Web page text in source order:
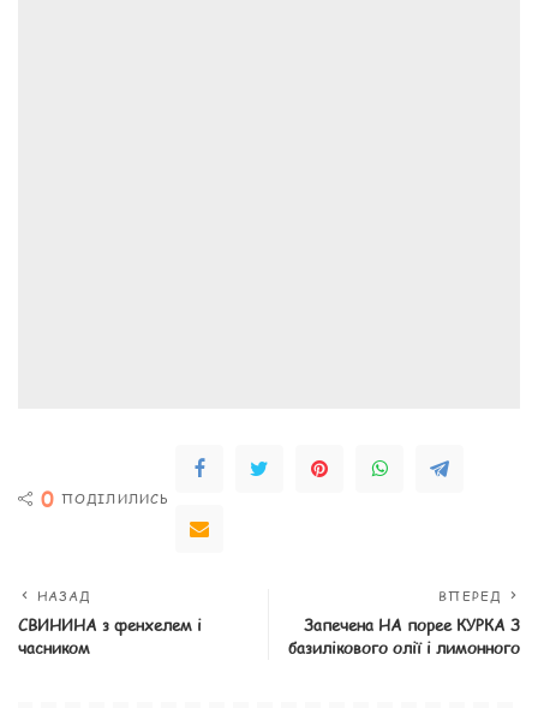
0 ПОДІЛИЛИСЬ
НАЗАД
СВИНИНА з фенхелем і
часником
ВПЕРЕД
Запечена НА порее КУРКА З
базилікового олії і лимонного